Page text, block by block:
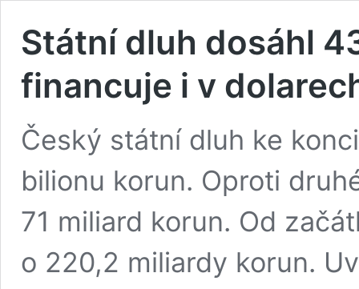
Státní dluh dosáhl
financuje i v
Český státní dluh ke
bilionu korun. Oproti
71 miliard korun. Od
o 220,2 miliardy korun.